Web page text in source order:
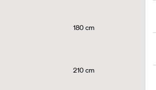
180 cm
210 cm